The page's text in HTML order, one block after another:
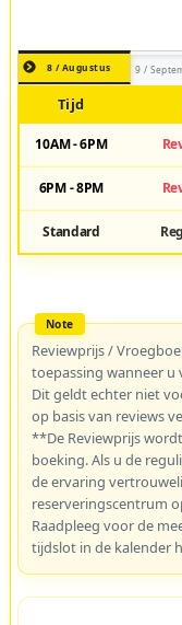
8 / Augustus 9 /
Tijd
10AM - 6PM
6PM - 8PM
Standard
Reviewprijs /
toepassing wanneer u
Dit geldt echter niet
op basis van reviews
**De Reviewprijs
boeking. Als u de
de ervaring
reserveringscentrum
Raadpleeg voor de
tijdslot in de kalender